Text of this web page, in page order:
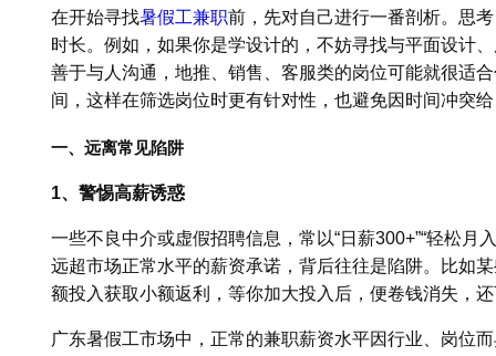
在开始寻找暑假工兼职前，先对自己进行一番剖析。思
时长。例如，如果你是学设计的，不妨寻找与平面设计
善于与人沟通，地推、销售、客服类的岗位可能就很适
间，这样在筛选岗位时更有针对性，也避免因时间冲突
一、远离常见陷阱
1、警惕高薪诱惑
一些不良中介或虚假招聘信息，常以“日薪300+”“轻松月
远超市场正常水平的薪资承诺，背后往往是陷阱。比如
额投入获取小额返利，等你加大投入后，便卷钱消失，
广东暑假工市场中，正常的兼职薪资水平因行业、岗位